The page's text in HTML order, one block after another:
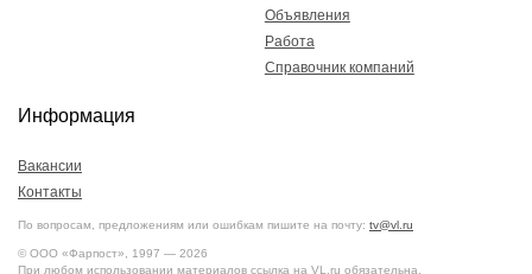
Объявления
Работа
Справочник компаний
Информация
Вакансии
Контакты
По вопросам, предложениям или ошибкам пишите на почту: tv@vl.ru
© ООО «Фарпост», 1997 — 2026
При любом использовании материалов ссылка на VL.ru обязательна.